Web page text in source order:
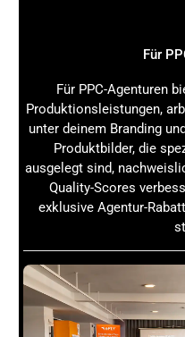
berücksichtigen
Wenn du heute in
investierst, sicherst du
die Zukunft des Online-
Wie Generative
funktioniert und
Marketing wichtig ist:
Du hast gesehen, dass
weit mehr ist als ein
leistungsstarke Technik,
zu stärken, organischen
Conversion-Rate zu
Für
Für PPC-Agenturen
Produktionsleistungen,
unter deinem Branding
Produktbilder, die
ausgelegt sind,
Quality-Scores
exklusive Agentur-